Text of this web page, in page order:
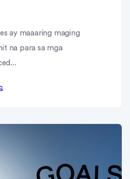
ay maaaring maging
na para sa mga